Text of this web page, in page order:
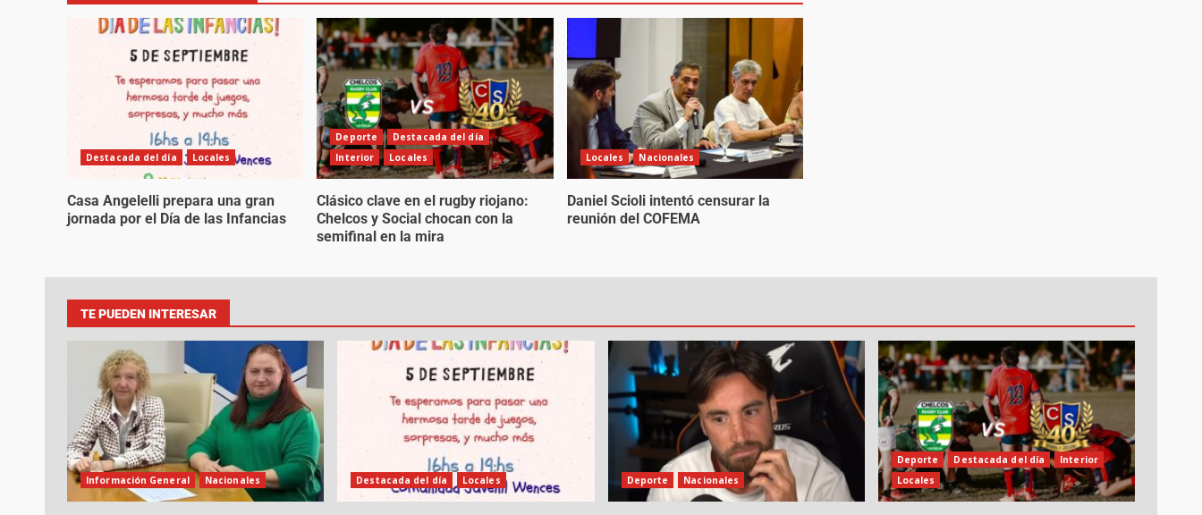
Destacada del día Locales
Casa Angelelli prepara una gran
jornada por el Día de las Infancias
Deporte
Destacada del día
Interior
Locales
Clásico clave en el rugby riojano:
Chelcos y Social chocan con la
semifinal en la mira
Locales Nacionales
Daniel Scioli intentó censurar la
reunión del COFEMA
TE PUEDEN INTERESAR
Información General Nacionales Destacada del día Locales Deporte Nacionales
Deporte Destacada del día
Interior
Locales